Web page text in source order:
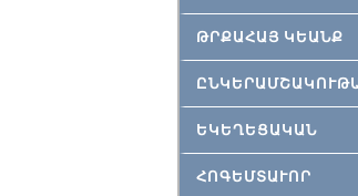
ԹՐՔԱՀԱՅ ԿԵԱՆՔ
ԵԿԵՂԵՑԱԿԱՆ
ՀՈԳԵՄՏԱՒՈՐ